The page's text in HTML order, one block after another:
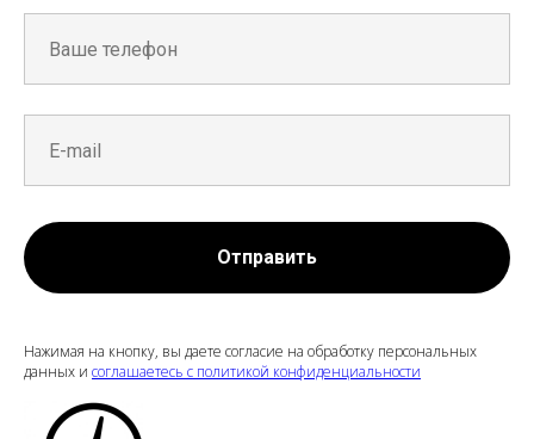
Отправить
Нажимая на кнопку, вы даете согласие на обработку персональных
данных и соглашаетесь c политикой конфиденциальности